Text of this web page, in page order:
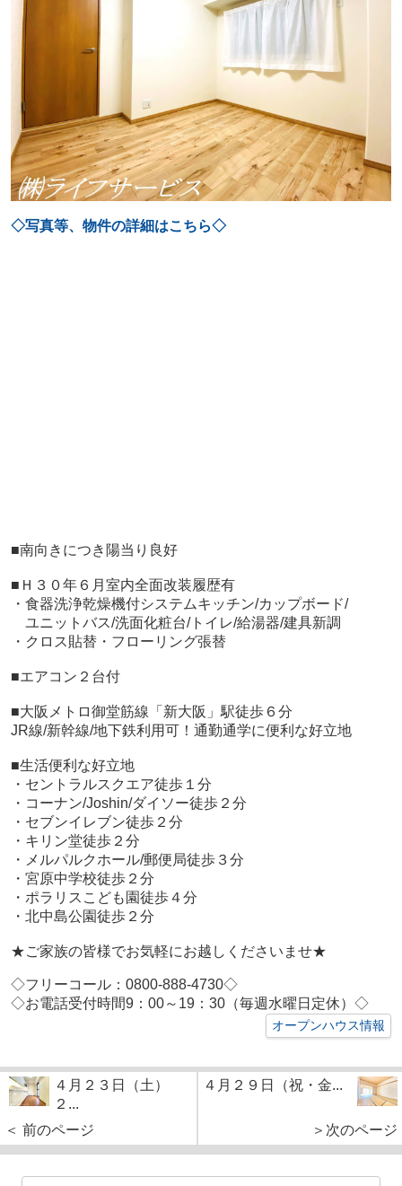
◇写真等、物件の詳細はこちら◇
■南向きにつき陽当り良好
■Ｈ３０年６月室内全面改装履歴有
・食器洗浄乾燥機付システムキッチン/カップボード/
ユニットバス/洗面化粧台/トイレ/給湯器/建具新調
・クロス貼替・フローリング張替
■エアコン２台付
■大阪メトロ御堂筋線「新大阪」駅徒歩６分
JR線/新幹線/地下鉄利用可！通勤通学に便利な好立地
■生活便利な好立地
・セントラルスクエア徒歩１分
・コーナン/Joshin/ダイソー徒歩２分
・セブンイレブン徒歩２分
・キリン堂徒歩２分
・メルパルクホール/郵便局徒歩３分
・宮原中学校徒歩２分
・ポラリスこども園徒歩４分
・北中島公園徒歩２分
★ご家族の皆様でお気軽にお越しくださいませ★
◇フリーコール：0800-888-4730◇
◇お電話受付時間9：00～19：30（毎週水曜日定休）◇
オープンハウス情報
４月２３日（土）
２...
＜ 前のページ
４月２９日（祝・金...
＞次のページ